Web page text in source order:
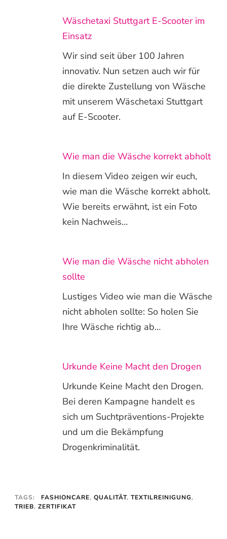
Wäschetaxi Stuttgart E-Scooter im
Einsatz
Wir sind seit über 100 Jahren
innovativ. Nun setzen auch wir für
die direkte Zustellung von Wäsche
mit unserem Wäschetaxi Stuttgart
auf E-Scooter.
Wie man die Wäsche korrekt abholt
In diesem Video zeigen wir euch,
wie man die Wäsche korrekt abholt.
Wie bereits erwähnt, ist ein Foto
kein Nachweis…
Wie man die Wäsche nicht abholen
sollte
Lustiges Video wie man die Wäsche
nicht abholen sollte: So holen Sie
Ihre Wäsche richtig ab…
Urkunde Keine Macht den Drogen
Urkunde Keine Macht den Drogen.
Bei deren Kampagne handelt es
sich um Suchtpräventions-Projekte
und um die Bekämpfung
Drogenkriminalität.
TAGS: FASHIONCARE, QUALITÄT, TEXTILREINIGUNG,
TRIEB, ZERTIFIKAT